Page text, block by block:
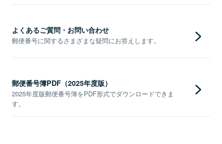
よくあるご質問・お問い合わせ
郵便番号に関するさまざまな疑問にお答えします。
郵便番号簿PDF（2025年度版）
2025年度版郵便番号簿をPDF形式でダウンロードできま
す。